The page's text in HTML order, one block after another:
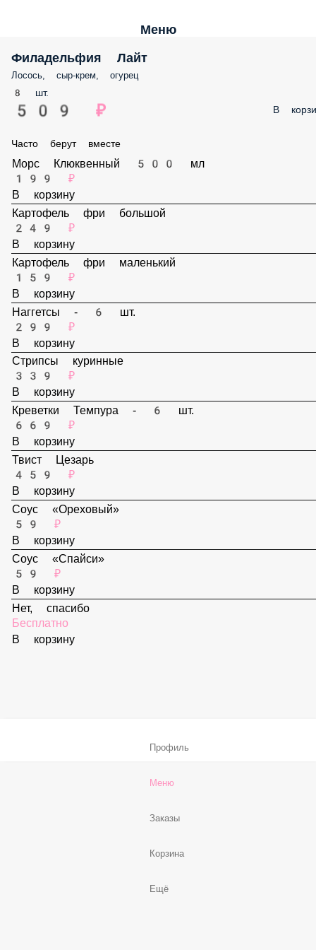
Меню
Филадельфия Лайт
Лосось, сыр-крем, огурец
8 шт.
509 ₽ В
Часто берут вместе
Морс Клюквенный 500 мл
199 ₽
В корзину
Картофель фри большой
249 ₽
В корзину
Картофель фри маленький
159 ₽
В корзину
Наггетсы - 6 шт.
299 ₽
В корзину
Стрипсы куринные
339 ₽
В корзину
Креветки Темпура - 6 шт.
669 ₽
В корзину
Твист Цезарь
459 ₽
В корзину
Соус «Ореховый»
59 ₽
В корзину
Профиль